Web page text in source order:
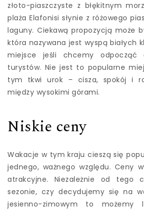
złoto-piaszczyste z błękitnym
plaża Elafonisi słynie z różowego
laguny. Ciekawą propozycją może
która nazywana jest wyspą białych
miejsce jeśli chcemy odpocząć
turystów. Nie jest to popularne
tym tkwi urok – cisza, spokój i
między wysokimi górami.
Niskie ceny
Wakacje w tym kraju cieszą się
jednego, ważnego względu. Ceny
atrakcyjne. Niezależnie od tego
sezonie, czy decydujemy się na
jesienno-zimowym to